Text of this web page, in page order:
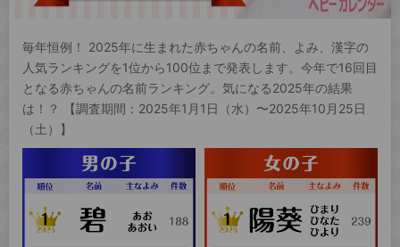
毎年恒例！ 2025年に生まれた赤ちゃんの名前、よみ、漢字の
人気ランキングを1位から100位まで発表します。今年で16回目
となる赤ちゃんの名前ランキング。気になる2025年の結果
は！？ 【調査期間：2025年1月1日（水）〜2025年10月25日
（土）】